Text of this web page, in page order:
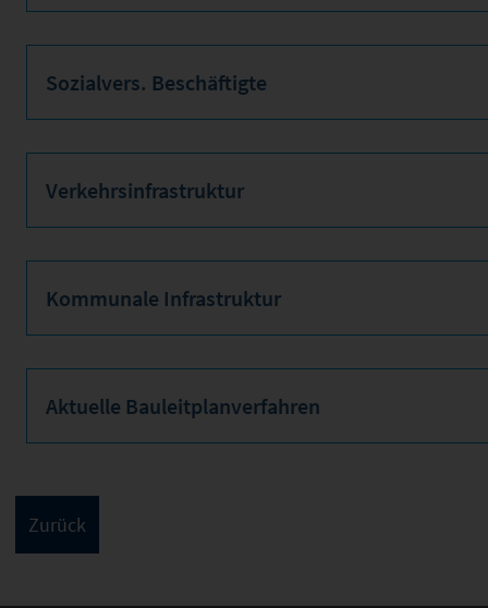
Sozialvers. Beschäftigte
Verkehrsinfrastruktur
Kommunale Infrastruktur
Aktuelle Bauleitplanverfahren